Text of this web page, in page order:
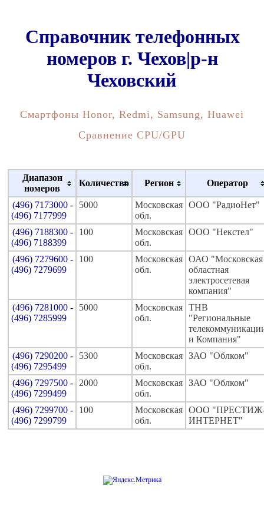
Справочник телефонных
номеров г. Чехов|р-н
Чеховский
Смартфоны Honor, Redmi, Samsung, Huawei
Сравнение CPU/GPU
Диапазон
номеров
Количество Регион Оператор
(496) 7173000 -
(496) 7177999
5000
Московская
обл.
ООО "РадиоНет"
(496) 7188300 -
(496) 7188399
100
Московская
обл.
ООО "Некстел"
(496) 7279600 -
(496) 7279699
100
Московская
обл.
ОАО "Московская
областная
электросетевая
компания"
(496) 7281000 -
(496) 7285999
5000
Московская
обл.
ТНВ
"Региональные
и Компания"
(496) 7290200 -
(496) 7295499
5300
Московская
обл.
ЗАО "Облком"
(496) 7297500 -
(496) 7299499
2000
Московская
обл.
ЗАО "Облком"
(496) 7299700 -
(496) 7299799
100
Московская
обл.
ООО
ИНТЕРНЕТ"